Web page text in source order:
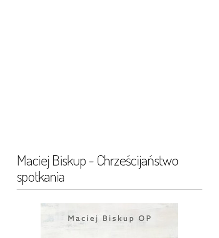
Maciej Biskup - Chrześcijaństwo
spotkania